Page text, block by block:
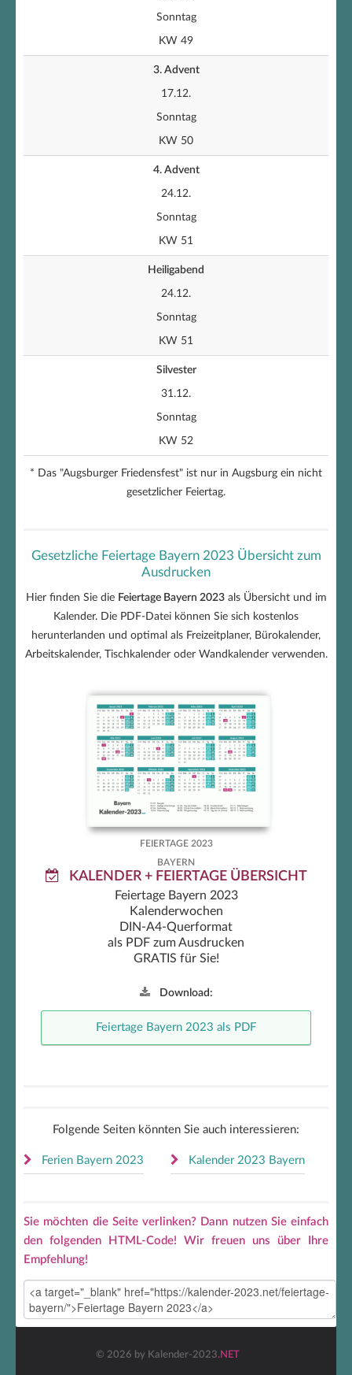
Sonntag
KW 49
3. Advent
17.12.
Sonntag
KW 50
4. Advent
24.12.
Sonntag
KW 51
Heiligabend
24.12.
Sonntag
KW 51
Silvester
31.12.
Sonntag
KW 52
* Das "Augsburger Friedensfest" ist nur in Augsburg ein nicht
gesetzlicher Feiertag.
Gesetzliche Feiertage Bayern 2023 Übersicht zum
Ausdrucken
Hier finden Sie die Feiertage Bayern 2023als Übersicht und im
Kalender. Die PDF-Datei können Sie sich kostenlos
herunterlanden und optimal als Freizeitplaner, Bürokalender,
Arbeitskalender, Tischkalender oder Wandkalender verwenden.
Feiertage Bayern 2023 zum
Ausdrucken
FEIERTAGE 2023
BAYERN
KALENDER + FEIERTAGE ÜBERSICHT
Feiertage Bayern 2023
Kalenderwochen
DIN-A4-Querformat
als PDF zum Ausdrucken
GRATIS für Sie!
Download:
Feiertage Bayern 2023 als PDF
Folgende Seiten könnten Sie auch interessieren:
Ferien Bayern 2023 Kalender 2023 Bayern
Sie möchten die Seite verlinken? Dann nutzen Sie einfach
den folgenden HTML-Code! Wir freuen uns über Ihre
Empfehlung!
© 2026 by Kalender-2023.NET